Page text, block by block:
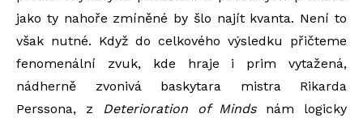
jako ty nahoře zmíněné by šlo najít kvanta. Není to
však nutné. Když do celkového výsledku přičteme
fenomenální zvuk, kde hraje i prim vytažená,
nádherně zvonivá baskytara mistra Rikarda
Perssona, z Deterioration of Mindsnám logicky